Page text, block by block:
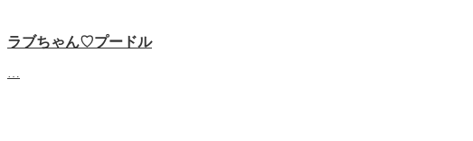
ラブちゃん♡プードル